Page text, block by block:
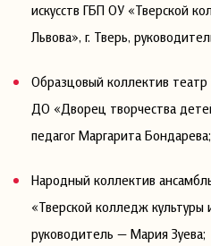
искусств ГБП ОУ «Тверской
Львова», г. Тверь,
Образцовый коллектив
ДО «Дворец творчества
педагог Маргарита Бондарева;
Народный коллектив
«Тверской колледж культуры
руководитель — Мария Зуева;